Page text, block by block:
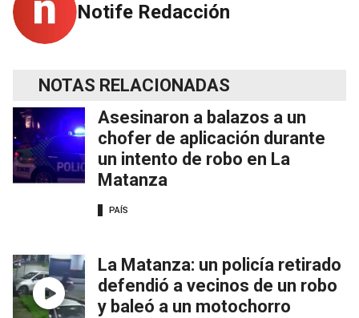
Notife Redacción
NOTAS RELACIONADAS
Asesinaron a balazos a un
chofer de aplicación durante
un intento de robo en La
Matanza
PAÍS
La Matanza: un policía retirado
defendió a vecinos de un robo
y baleó a un motochorro